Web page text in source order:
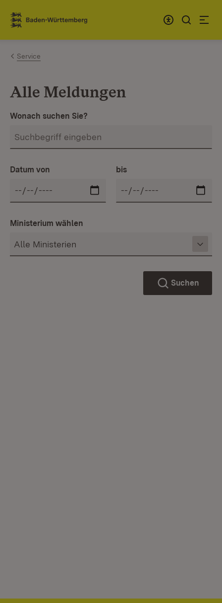
Zum Inhalt springen
Link zur Startseite
Service
Alle Meldungen
Wonach suchen Sie?
Datum von bis
Ministerium wählen
Suchen